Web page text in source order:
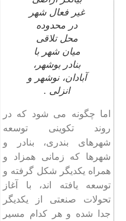
غیر فعال شهر
در محدوده
محل تلاقی
میان شهر با
بنادر بوشهر،
آبادان، نوشهر و
انزلی .
اما چگونه می شود که در
روند تکوینی توسعه
شهرهای بندری، بنادر و
شهرها که زمانی همزاد و
همراه یکدیگر شکل گرفته و
توسعه یافته ‌اند، با آغاز
تحولات صنعتی از یکدیگر
جدا شده و هر کدام مسیر